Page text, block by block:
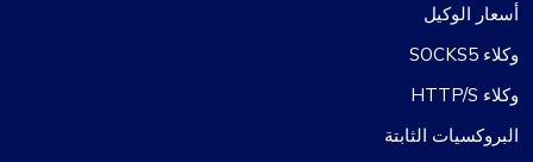
أسعار الوكيل
وكلاء SOCKS5
وكلاء HTTP/S
البروكسيات الثابتة